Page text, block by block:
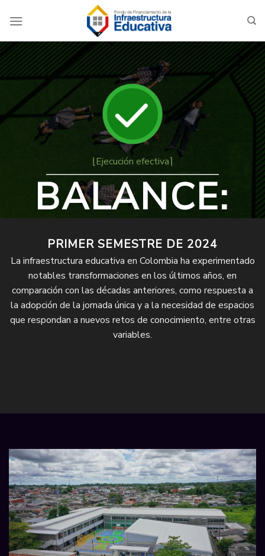
⌊Ejecución efectiva⌉
BALANCE:
PRIMER SEMESTRE DE 2024
La infraestructura educativa en Colombia ha experimentado
notables transformaciones en los últimos años, en
comparación con las décadas anteriores, como respuesta a
la adopción de la jornada única y a la necesidad de espacios
que respondan a nuevos retos de conocimiento, entre otras
variables.